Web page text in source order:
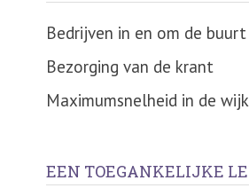
Bedrijven in en om de buurt
Bezorging van de krant
Maximumsnelheid in de wijk
EEN TOEGANKELIJKE